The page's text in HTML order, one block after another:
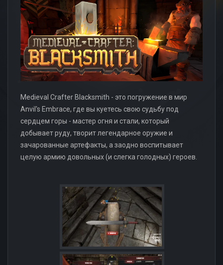
Medieval Crafter Blacksmith - это погружение в мир
Anvil's Embrace, где вы куетесь свою судьбу под
сердцем горы - мастер огня и стали, который
добывает руду, творит легендарное оружие и
зачарованные артефакты, а заодно воспитывает
целую армию довольных (и слегка голодных) героев.